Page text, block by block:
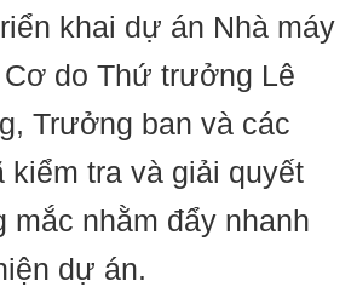
khai dự án Nhà máy
do Thứ trưởng Lê
Trưởng ban và các
kiểm tra và giải quyết
nhằm đẩy nhanh
dự án.